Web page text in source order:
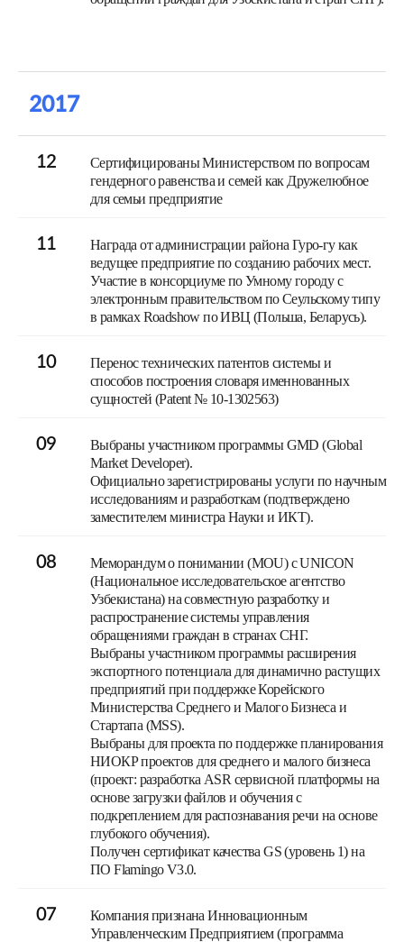
2017
12
Сертифицированы Министерством по вопросам
гендерного равенства и семей как Дружелюбное
для семьи предприятие
11
Награда от администрации района Гуро-гу как
ведущее предприятие по созданию рабочих мест.
Участие в консорциуме по Умному городу с
электронным правительством по Сеульскому типу
в рамках Roadshow по ИВЦ (Польша, Беларусь).
10
Перенос технических патентов системы и
способов построения словаря именнованных
сущностей (Patent № 10-1302563)
09
Выбраны участником программы GMD (Global
Market Developer).
Официально зарегистрированы услуги по научным
исследованиям и разработкам (подтверждено
заместителем министра Науки и ИКТ).
08
Меморандум о понимании (MOU) с UNICON
(Национальное исследовательское агентство
Узбекистана) на совместную разработку и
распространение системы управления
обращениями граждан в странах СНГ.
Выбраны участником программы расширения
экспортного потенциала для динамично растущих
предприятий при поддержке Корейского
Министерства Среднего и Малого Бизнеса и
Стартапа (MSS).
Выбраны для проекта по поддержке планирования
НИОКР проектов для среднего и малого бизнеса
(проект: разработка ASR сервисной платформы на
основе загрузки файлов и обучения с
подкреплением для распознавания речи на основе
глубокого обучения).
Получен сертификат качества GS (уровень 1) на
ПО Flamingo V3.0.
07
Компания признана Инновационным
Управленческим Предприятием (программа